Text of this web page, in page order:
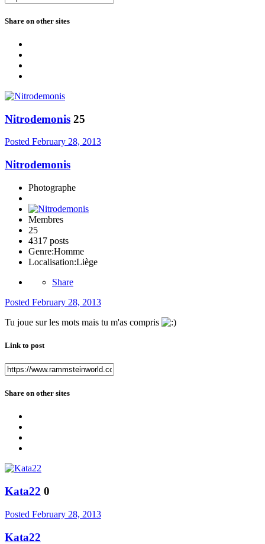
Share on other sites
Nitrodemonis 25
Posted February 28, 2013
Nitrodemonis
Photographe
Membres
25
4317 posts
Genre:Homme
Localisation:Liège
Share
Posted February 28, 2013
Tu joue sur les mots mais tu m'as compris
Link to post
Share on other sites
Kata22 0
Posted February 28, 2013
Kata22